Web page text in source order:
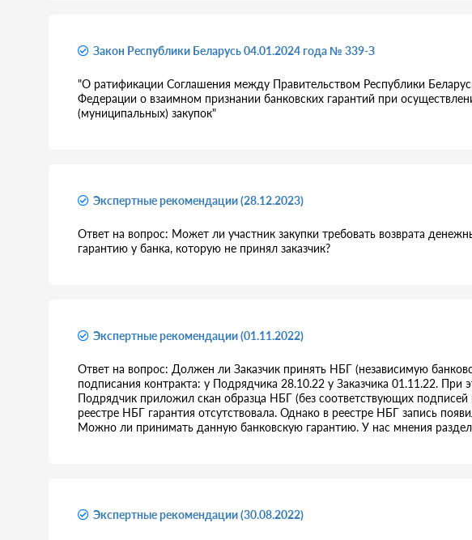
Закон Республики Беларусь 04.01.2024 года № 339-З
"О ратификации Соглашения между Правительством Республики
Федерации о взаимном признании банковских гарантий при
(муниципальных) закупок"
Экспертные рекомендации (28.12.2023)
Ответ на вопрос: Может ли участник закупки требовать возврата
гарантию у банка, которую не принял заказчик?
Экспертные рекомендации (01.11.2022)
Ответ на вопрос: Должен ли Заказчик принять НБГ (независимую
подписания контракта: у Подрядчика 28.10.22 у Заказчика 01.11.22. При
Подрядчик приложил скан образца НБГ (без соответствующих подписей
реестре НБГ гарантия отсутствовала. Однако в реестре НБГ запись
Можно ли принимать данную банковскую гарантию. У нас мнения
Экспертные рекомендации (30.08.2022)